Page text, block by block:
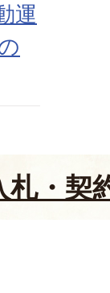
運
札・契